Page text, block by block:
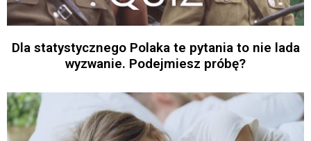
Dla statystycznego Polaka te pytania to nie lada
wyzwanie. Podejmiesz próbę?